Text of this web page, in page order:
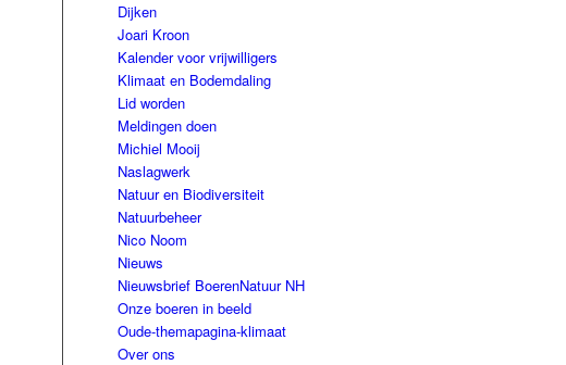
Dijken
Joari Kroon
Kalender voor vrijwilligers
Klimaat en Bodemdaling
Lid worden
Meldingen doen
Michiel Mooij
Naslagwerk
Natuur en Biodiversiteit
Natuurbeheer
Nico Noom
Nieuws
Nieuwsbrief BoerenNatuur NH
Onze boeren in beeld
Oude-themapagina-klimaat
Over ons